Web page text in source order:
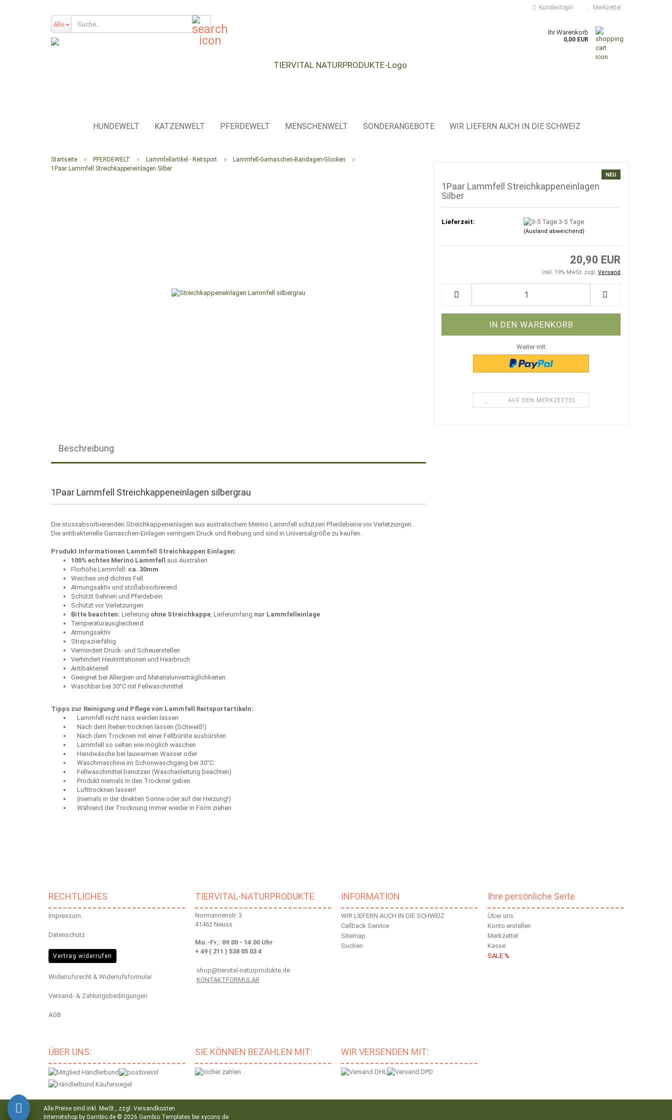
Kundenlogin Merkzettel
Alle
Ihr Warenkorb
0,00 EUR
HUNDEWELT KATZENWELT PFERDEWELT MENSCHENWELT SONDERANGEBOTE WIR LIEFERN AUCH IN DIE SCHWEIZ
Startseite » PFERDEWELT » Lammfellartikel - Reitsport » Lammfell-Gamaschen-Bandagen-Glocken »
1Paar Lammfell Streichkappeneinlagen Silber
NEU
1Paar Lammfell Streichkappeneinlagen
Silber
Lieferzeit: 3-5 Tage
(Ausland abweichend)
20,90 EUR
inkl. 19% MwSt. zzgl. Versand
Weiter mit
AUF DEN MERKZETTEL
Beschreibung
1Paar Lammfell Streichkappeneinlagen silbergrau
Die stossabsorbierenden Streichkappeneinlagen aus australischem Merino Lammfell schützen Pferdebeine vor Verletzungen.
Die antibakterielle Gamaschen-Einlagen verringern Druck und Reibung und sind in Universalgröße zu kaufen.
Produkt Informationen Lammfell Streichkappen Einlagen:
100% echtes Merino Lammfell
aus Australien
Florhöhe Lammfell: ca. 30mm
Weiches und dichtes Fell
Atmungsaktiv und stoßabsorbierend
Schützt Sehnen und Pferdebein
Schützt vor Verletzungen
Bitte beachten: Lieferung ohne Streichkappe, Lieferumfang nur Lammfelleinlage
Temperaturausgleichend
Atmungsaktiv
Strapazierfähig
Vermindert Druck- und Scheuerstellen
Verhindert Hautirritationen und Haarbruch
Antibakteriell
Geeignet bei Allergien und Materialunverträglichkeiten
Waschbar bei 30°C mit Fellwaschmittel
Tipps zur Reinigung und Pflege von Lammfell Reitsportartikeln:
Lammfell nicht nass werden lassen
Nach dem Reiten trocknen lassen (Schweiß!)
Nach dem Trocknen mit einer Fellbürste ausbürsten
Lammfell so selten wie möglich waschen
Handwäsche bei lauwarmen Wasser oder
Waschmaschine im Schonwaschgang bei 30°C
Fellwaschmittel benutzen (Waschanleitung beachten)
Produkt niemals in den Trockner geben
Lufttrocknen lassen!
(niemals in der direkten Sonne oder auf der Heizung!)
Während der Trocknung immer wieder in Form ziehen
RECHTLICHES
Impressum
Datenschutz
Vertrag widerrufen
Widerrufsrecht & Widerrufsformular
Versand- & Zahlungsbedingungen
AGB
TIERVITAL-NATURPRODUKTE
Normannenstr. 3
41462 Neuss
Mo.-Fr.: 09:00 - 14:00 Uhr
+ 49 ( 211 ) 538 05 03 4
shop@tiervital-naturprodukte.de
KONTAKTFORMULAR
INFORMATION
WIR LIEFERN AUCH IN DIE SCHWEIZ
Callback Service
Sitemap
Suchen
Ihre persönliche Seite
Über uns
Konto erstellen
Merkzettel
Kasse
SALE %
ÜBER UNS: SIE KÖNNEN BEZAHLEN MIT: WIR VERSENDEN MIT:
Alle Preise sind inkl. MwSt., zzgl. Versandkosten
Internetshop by Gambio.de © 2026 Gambio Templates bei xycons.de